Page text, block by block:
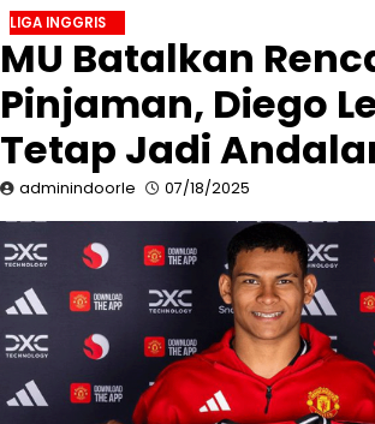
LIGA INGGRIS
MU Batalkan
Pinjaman, Diego
Tetap Jadi
adminindoorle 07/18/2025